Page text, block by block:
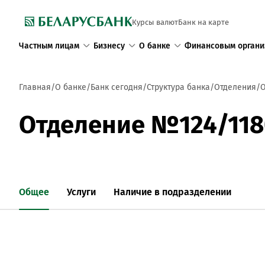
Курсы валютБанк на карте
Частным лицам Бизнесу О банке Финансовым
Главная О банке Банк сегодня Структура банка Отделения
Отделение №124/
Общее Услуги Наличие в подразделении